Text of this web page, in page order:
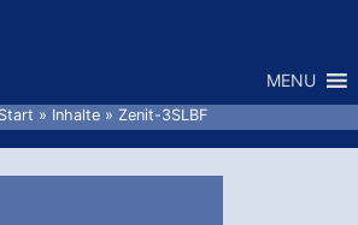
MENU
Start Inhalte Zenit-3SLBF